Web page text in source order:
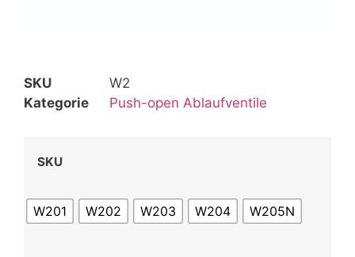
SKU
W2
Kategorie
Push-open Ablaufventile
SKU
W201 W202 W203 W204 W205N